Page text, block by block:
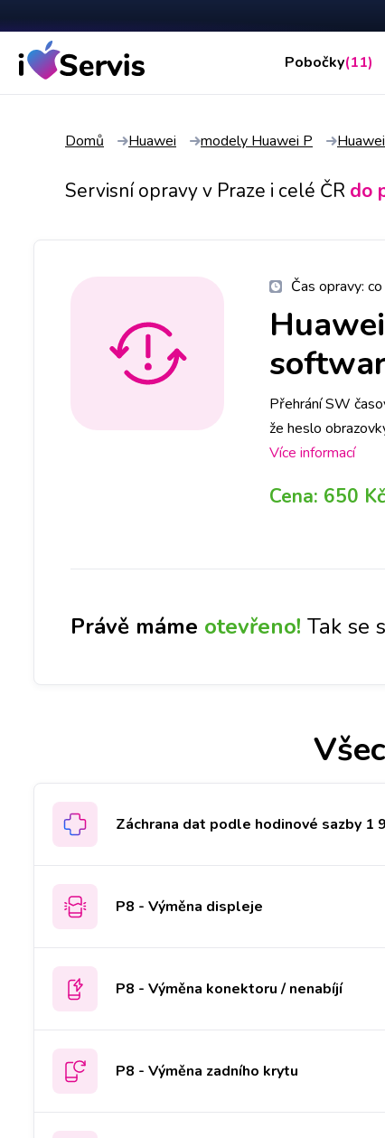
Pobočky(11)
Domů Huawei modely Huawei P
Servisní opravy v Praze i celé ČR do
Čas opravy:
Přehrání SW
že heslo
se ztrátou všech
Více informací
Cena: 650 Kč
Právě máme otevřeno! Tak se
Záchrana dat podle hodinové sazby 1
P8 - Výměna displeje
P8 - Výměna konektoru / nenabíjí
P8 - Výměna zadního krytu